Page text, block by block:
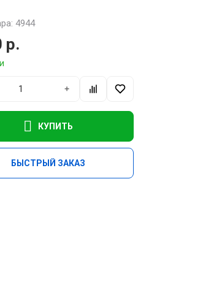
4944
р.
+
КУПИТЬ
БЫСТРЫЙ ЗАКАЗ